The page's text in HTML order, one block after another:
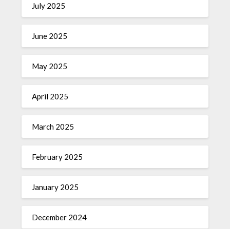
July 2025
June 2025
May 2025
April 2025
March 2025
February 2025
January 2025
December 2024